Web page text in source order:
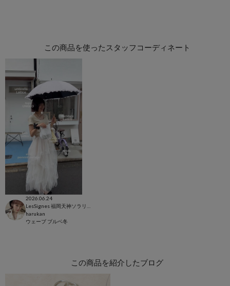
この商品を使ったスタッフコーディネート
2026.06.24
harukan
ウェーブ ブルベ冬
この商品を紹介したブログ